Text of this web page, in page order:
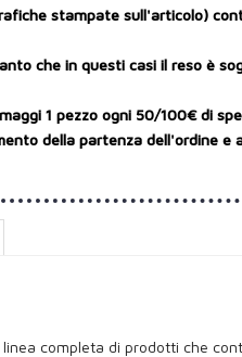
stampate sull'articolo)
che in questi casi il reso è
1 pezzo ogni 50/100€ di
della partenza dell'ordine
completa di prodotti che